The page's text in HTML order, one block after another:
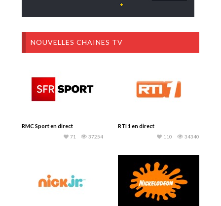
NOUVELLES CHAINES TV
RMC Sport en direct
37254
71
RTI 1 en direct
34340
110